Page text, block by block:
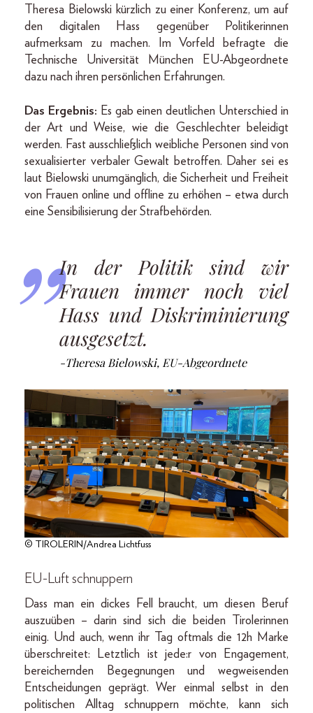
Theresa Bielowski kürzlich zu einer Konferenz, um auf
den digitalen Hass gegenüber Politikerinnen
aufmerksam zu machen. Im Vorfeld befragte die
Technische Universität München EU-Abgeordnete
dazu nach ihren persönlichen Erfahrungen.
Das Ergebnis: Es gab einen deutlichen Unterschied in
der Art und Weise, wie die Geschlechter beleidigt
werden. Fast ausschließlich weibliche Personen sind von
sexualisierter verbaler Gewalt betroffen. Daher sei es
laut Bielowski unumgänglich, die Sicherheit und Freiheit
von Frauen online und offline zu erhöhen – etwa durch
eine Sensibilisierung der Strafbehörden.
In der Politik sind wir
Frauen immer noch viel
Hass und Diskriminierung
ausgesetzt.
-Theresa Bielowski, EU-Abgeordnete
© TIROLERIN/Andrea Lichtfuss
EU-Luft schnuppern
Dass man ein dickes Fell braucht, um diesen Beruf
auszuüben – darin sind sich die beiden Tirolerinnen
einig. Und auch, wenn ihr Tag oftmals die 12h Marke
überschreitet: Letztlich ist jede:r von Engagement,
bereichernden Begegnungen und wegweisenden
Entscheidungen geprägt. Wer einmal selbst in den
politischen Alltag schnuppern möchte, kann sich